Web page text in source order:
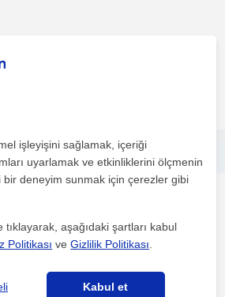
ders anlatabilirim. Ödev ver...
Türkçe öğrenmek isteyen yabancılara yönelik öğretmenlik yapmak istiyorum
fakat daha önce özel bir
de yaptım, açıkçası hep ...
işleyişini sağlamak, içeriği
uyarlamak ve etkinliklerini ölçmenin
bir deneyim sunmak için çerezler gibi
aşağıdaki şartları kabul
Politikası veGizlilik Politikası
Kabul et